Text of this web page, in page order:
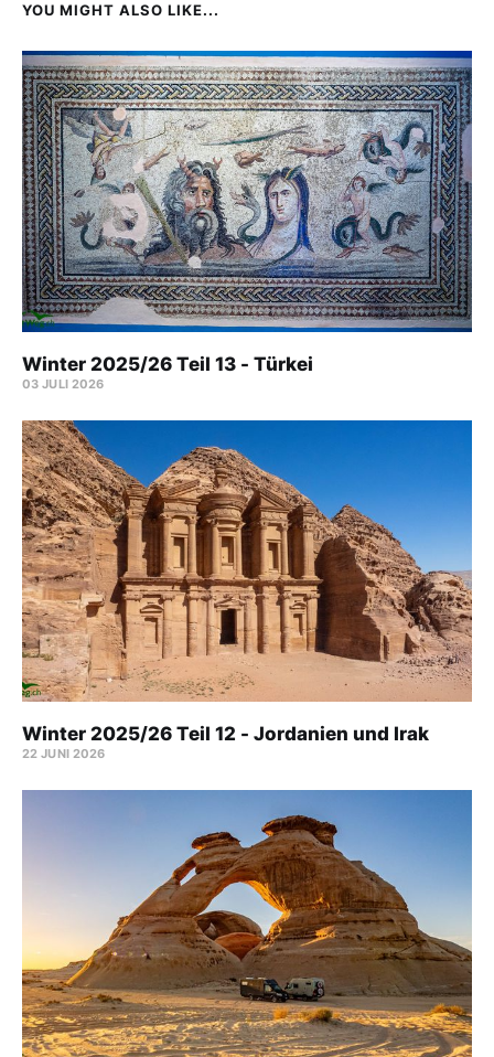
YOU MIGHT ALSO LIKE...
Winter 2025/26 Teil 13 - Türkei
03 JULI 2026
Winter 2025/26 Teil 12 - Jordanien und Irak
22 JUNI 2026